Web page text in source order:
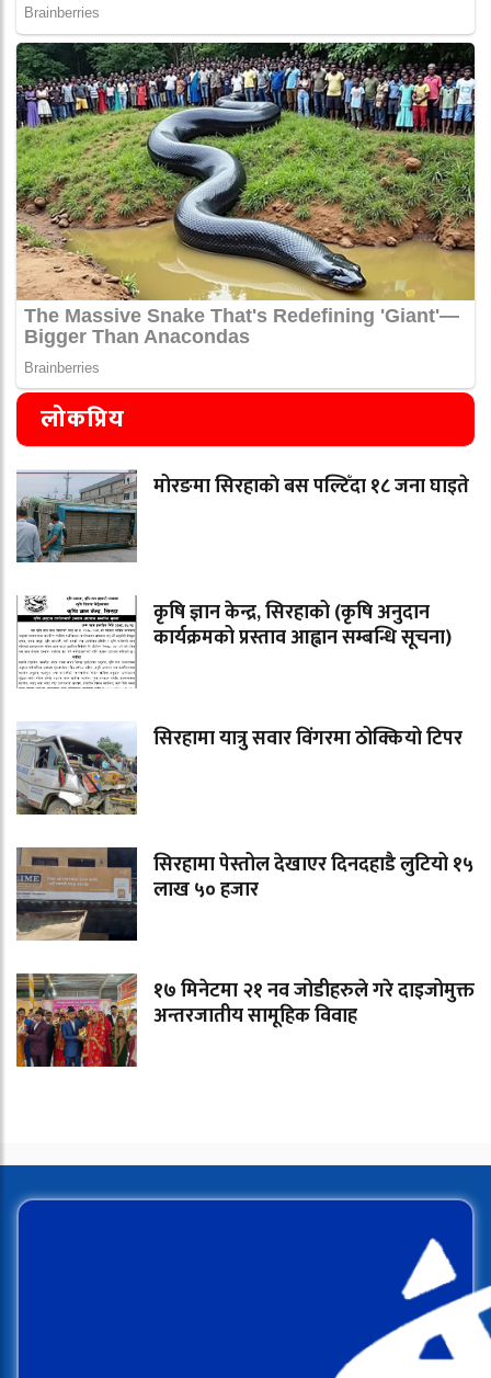
लोकप्रिय
मोरङमा सिरहाकाे बस पल्टिँदा १८ जना घाइते
कृषि ज्ञान केन्द्र, सिरहाको (कृषि अनुदान
कार्यक्रमको प्रस्ताव आह्वान सम्बन्धि सूचना)
सिरहामा यात्रु सवार विंगरमा ठोक्कियो टिपर
सिरहामा पेस्तोल देखाएर दिनदहाडै लुटियो १५
लाख ५० हजार
१७ मिनेटमा २१ नव जोडीहरुले गरे दाइजोमुक्त
अन्तरजातीय सामूहिक विवाह